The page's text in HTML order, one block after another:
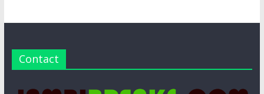
Contact